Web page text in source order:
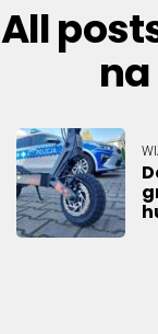
All